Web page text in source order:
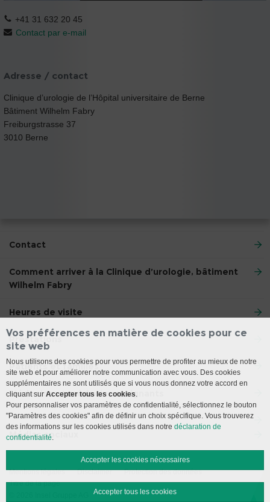
+41 31 632 20 45
Contact par e-mail
Adresse / contact
Clinique d’urologie de l’Hôpital universitaire de Berne
Bâtiment Wilhelm Fabry
Freiburgstrasse 37
3010 Berne
Contact
Comment arriver à la Clinique d’urologie, bâtiment
Wilhelm Fabry
Heures de visite
Prestations
Patients et familles
Médecins et médecins assignants
Médias sociaux
Mentions légales Disclaimer
Protection des données
Titre de la page
Vos préférences en matière de cookies pour ce
site web
Nous utilisons des cookies pour vous permettre de profiter au mieux de notre
site web et pour améliorer notre communication avec vous. Des cookies
supplémentaires ne sont utilisés que si vous nous donnez votre accord en
cliquant sur Accepter tous les cookies.
Pour personnaliser vos paramètres de confidentialité, sélectionnez le bouton
"Paramètres des cookies" afin de définir un choix spécifique. Vous trouverez
des informations sur les cookies utilisés dans notre déclaration de
confidentialité.
Accepter les cookies nécessaires
Accepter tous les cookies